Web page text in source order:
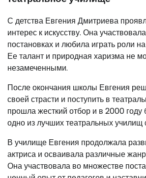
С детства Евгения Дмитриева
интерес к искусству. Она
постановках и любила играть роли
Ее талант и природная харизма не
незамеченными.
После окончания школы Евгения
своей страсти и поступить в
прошла жесткий отбор и в 2000 году
одно из лучших театральных училищ
В училище Евгения продолжала
актриса и осваивала различные
Она участвовала во множестве